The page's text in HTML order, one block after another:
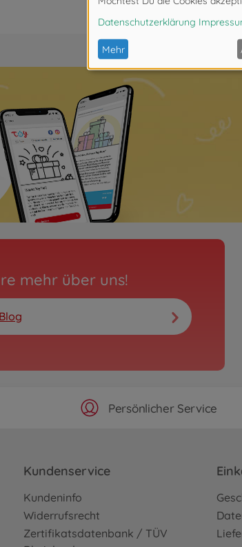
mehr über uns!
Persönlicher Service
Kundenservice
Kundeninfo
Widerrufsrecht
Zertifikatsdatenbank / TÜV